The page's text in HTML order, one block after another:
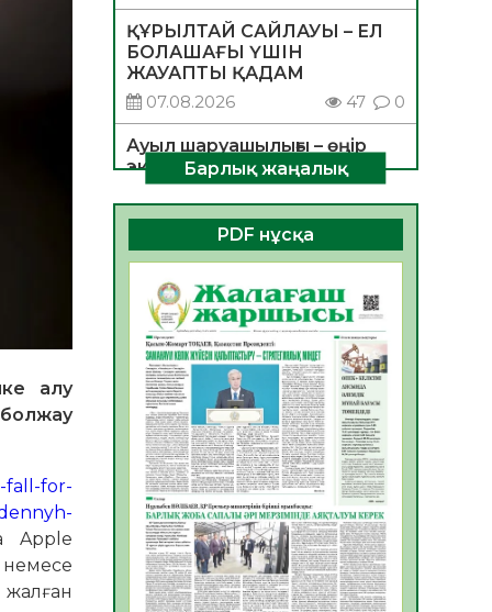
алу
болжау
fall-for-
Apple
немесе
ҚҰРЫЛТАЙ САЙЛАУЫ – ЕЛ
БОЛАШАҒЫ ҮШІН
ЖАУАПТЫ ҚАДАМ
07.08.2026
47 0
Ауыл шаруашылығы – өңір
экономикасының негізгі
тірегі
06.08.2026
54 0
ҚОҒАМДЫҚ БЕЛСЕНДІЛІК –
ЕЛ ДАМУЫНЫҢ НЕГІЗІ
06.08.2026
52
ҚҰРЫЛТАЙ САЙЛАУЫ –
БОЛАШАҚҚА БАСТАР
ЖАУАПТЫ ТАҢДАУ
06.08.2026
54
Инфекциялық ауруларға
қарсы иммундау
жұмыстарының тиімділігі
06.08.2026
56
Көкжөтел ауруы туралы
Барлық жаңалық
PDF нұсқа